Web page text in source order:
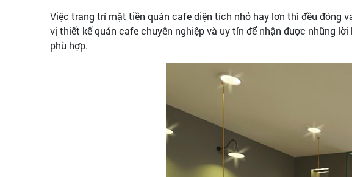
Việc trang trí mặt tiền quán cafe diện tích nhỏ hay lơn thì đều đóng
vị thiết kế quán cafe chuyên nghiệp và uy tín để nhận được những
phù hợp.